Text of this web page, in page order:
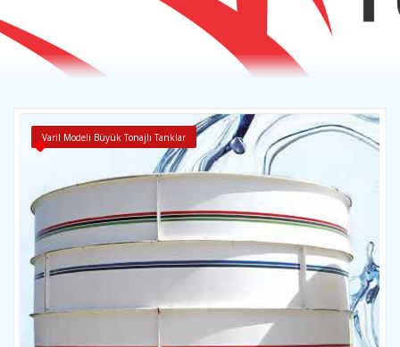
Varil Modeli Büyük Tonajlı Tanklar